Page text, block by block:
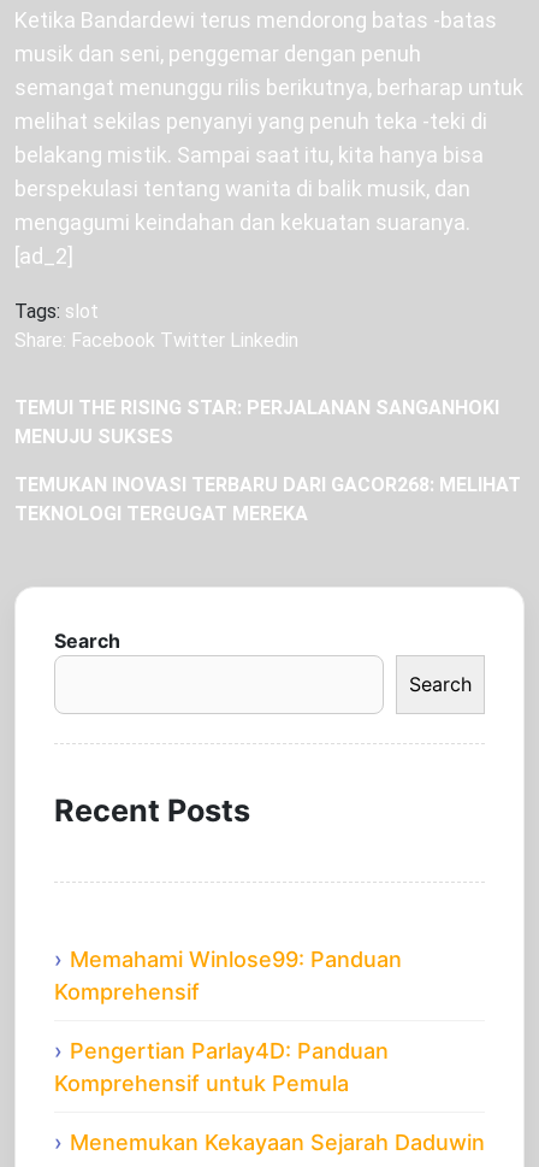
Ketika Bandardewi terus mendorong batas -batas
musik dan seni, penggemar dengan penuh
semangat menunggu rilis berikutnya, berharap untuk
melihat sekilas penyanyi yang penuh teka -teki di
belakang mistik. Sampai saat itu, kita hanya bisa
berspekulasi tentang wanita di balik musik, dan
mengagumi keindahan dan kekuatan suaranya.
[ad_2]
Tags: slot
Share: Facebook Twitter Linkedin
TEMUI THE RISING STAR: PERJALANAN SANGANHOKI
MENUJU SUKSES
TEMUKAN INOVASI TERBARU DARI GACOR268: MELIHAT
TEKNOLOGI TERGUGAT MEREKA
Search
Search
Recent Posts
Memahami Winlose99: Panduan
Komprehensif
Pengertian Parlay4D: Panduan
Komprehensif untuk Pemula
Menemukan Kekayaan Sejarah Daduwin